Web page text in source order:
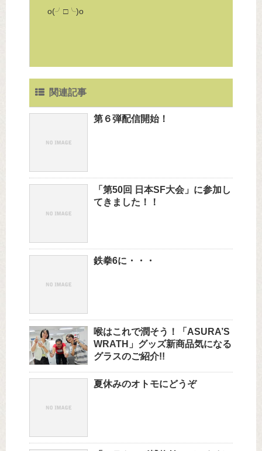
o(╯□╰)o
関連記事
第６弾配信開始！
「第50回 日本SF大会」に参加し
てきました！！
鉄拳6に・・・
喉はこれで潤そう！「ASURA’S
WRATH」グッズ新商品気になる
グラスのご紹介!!
夏休みのオトモにどうぞ